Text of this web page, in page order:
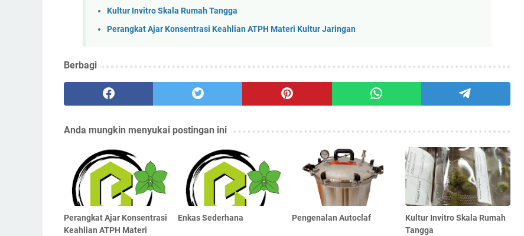
Kultur Invitro Skala Rumah Tangga
Perangkat Ajar Konsentrasi Keahlian ATPH Materi Kultur Jaringan
Berbagi
Anda mungkin menyukai postingan ini
Perangkat Ajar Konsentrasi
Keahlian ATPH Materi
Enkas Sederhana Pengenalan Autoclaf
Kultur Invitro Skala Rumah
Tangga